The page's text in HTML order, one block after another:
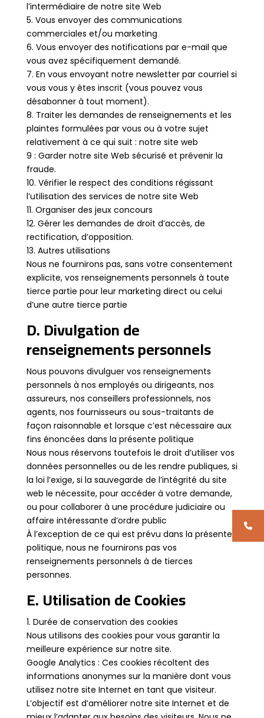
l’intermédiaire de notre site Web
5. Vous envoyer des communications
commerciales et/ou marketing
6. Vous envoyer des notifications par e-mail que
vous avez spécifiquement demandé.
7. En vous envoyant notre newsletter par courriel si
vous vous y êtes inscrit (vous pouvez vous
désabonner à tout moment).
8. Traiter les demandes de renseignements et les
plaintes formulées par vous ou à votre sujet
relativement à ce qui suit : notre site web
9 : Garder notre site Web sécurisé et prévenir la
fraude.
10. Vérifier le respect des conditions régissant
l’utilisation des services de notre site Web
11. Organiser des jeux concours
12. Gérer les demandes de droit d’accès, de
rectification, d’opposition.
13. Autres utilisations
Nous ne fournirons pas, sans votre consentement
explicite, vos renseignements personnels à toute
tierce partie pour leur marketing direct ou celui
d’une autre tierce partie
D. Divulgation de
renseignements personnels
Nous pouvons divulguer vos renseignements
personnels à nos employés ou dirigeants, nos
assureurs, nos conseillers professionnels, nos
agents, nos fournisseurs ou sous-traitants de
façon raisonnable et lorsque c’est nécessaire aux
fins énoncées dans la présente politique
Nous nous réservons toutefois le droit d’utiliser vos
données personnelles ou de les rendre publiques, si
la loi l’exige, si la sauvegarde de l’intégrité du site
web le nécessite, pour accéder à votre demande,
ou pour collaborer à une procédure judiciaire ou
affaire intéressante d’ordre public
À l’exception de ce qui est prévu dans la présente
politique, nous ne fournirons pas vos
renseignements personnels à de tierces
personnes.
E. Utilisation de Cookies
1. Durée de conservation des cookies
Nous utilisons des cookies pour vous garantir la
meilleure expérience sur notre site.
Google Analytics : Ces cookies récoltent des
informations anonymes sur la manière dont vous
utilisez notre site Internet en tant que visiteur.
L’objectif est d’améliorer notre site Internet et de